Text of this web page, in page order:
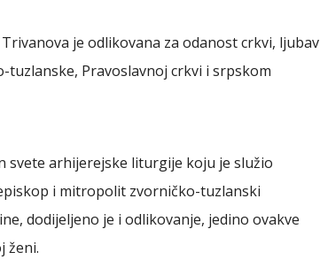
je odlikovana za odanost crkvi, ljubav
Pravoslavnoj crkvi i srpskom
svete arhijerejske liturgije koju je služio
i mitropolit zvorničko-tuzlanski
dodijeljeno je i odlikovanje, jedino ovakve
ženi.